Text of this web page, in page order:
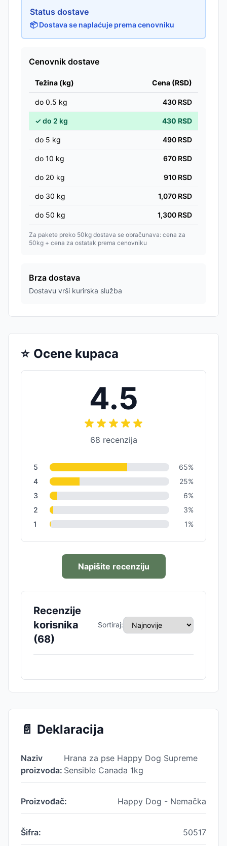
Status dostave
📦 Dostava se naplaćuje prema cenovniku
Cenovnik dostave
Težina (kg) Cena (RSD)
do 0.5 kg 430 RSD
✓do 2 kg 430 RSD
do 5 kg 490 RSD
do 10 kg 670 RSD
do 20 kg 910 RSD
do 30 kg 1,070 RSD
do 50 kg 1,300 RSD
Za pakete preko 50kg dostava se obračunava: cena za
50kg + cena za ostatak prema cenovniku
Brza dostava
Dostavu vrši kurirska služba
⭐ Ocene kupaca
4.5
68 recenzija
5 65%
4
25%
3
6%
2
3%
1
1%
Napišite recenziju
Recenzije
korisnika
(68)
Sortiraj:
📄 Deklaracija
Naziv
proizvoda:
Hrana za pse Happy Dog Supreme
Sensible Canada 1kg
Proizvođač: Happy Dog - Nemačka
Šifra: 50517